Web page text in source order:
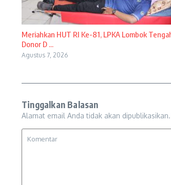
Meriahkan HUT RI Ke-81, LPKA Lombok
Donor D ...
Agustus 7, 2026
Tinggalkan Balasan
Alamat email Anda tidak akan dipublikasikan.